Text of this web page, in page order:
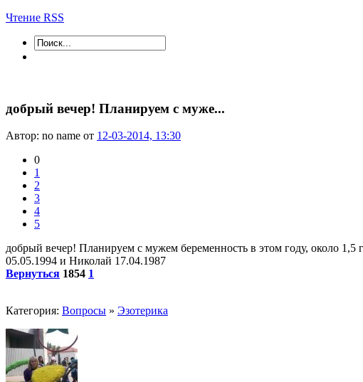
Чтение RSS
добрый вечер! Планируем с муже...
Автор: no name от 12-03-2014, 13:30
0
1
2
3
4
5
добрый вечер! Планируем с мужем беременность в этом году, около 1,5
05.05.1994 и Николай 17.04.1987
Вернуться 1854 1
Категория: Вопросы » Эзотерика